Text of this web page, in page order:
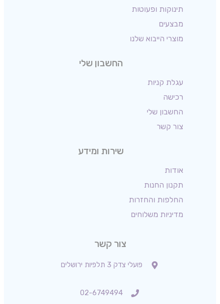
תינוקות ופעוטות
מבצעים
מוצרי הייבוא שלנו
החשבון שלי
עגלת קניות
רכישה
החשבון שלי
צור קשר
שירות ומידע
אודות
תקנון החנות
החלפות והחזרות
מדיניות משלוחים
צור קשר
פועלי צדק 3 תלפיות ירושלים
02-6749494